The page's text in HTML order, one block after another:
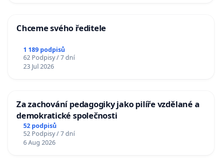
Chceme svého ředitele
1 189 podpisů
62 Podpisy / 7 dní
23 Jul 2026
Za zachování pedagogiky jako pilíře vzdělané a
demokratické společnosti
52 podpisů
52 Podpisy / 7 dní
6 Aug 2026